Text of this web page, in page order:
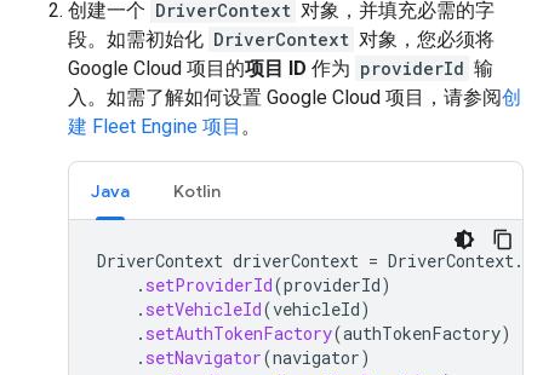
创建一个 DriverContext 对象，并填充必需的字
段。如需初始化 DriverContext 对象，您必须将
Google Cloud 项目的项目 ID 作为 providerId 输
入。如需了解如何设置 Google Cloud 项目，请参阅创
建 Fleet Engine 项目 。
Java Kotlin
DriverContext driverContext = DriverContext.
. setProviderId(providerId)
. setVehicleId(vehicleId)
. setAuthTokenFactory(authTokenFactory)
. setNavigator(navigator)